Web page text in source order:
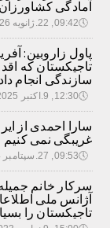
آمادگی
🕔09:42, 22.ژانویه 2026
پاول زاروبین:
تاجیکستان که
سازندگی انجام
🕔12:30, 9.اکتبر 2025
سارا احمدی از
غریبگی نمی کنیم
🕔09:53, 27.سپتامبر 2024
سرکار خانم
آژانس ملی
تاجیکستان را